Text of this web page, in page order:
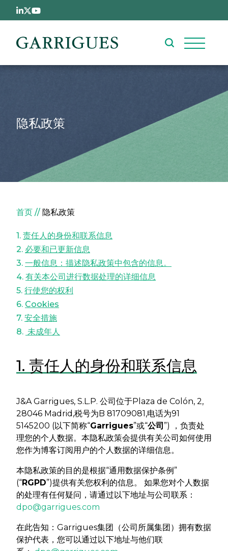
跳转到主要内容
隐私政策
面包屑
首页 隐私政策
1. 责任人的身份和联系信息
2. 必要和已更新信息
3. 一般信息：描述隐私政策中包含的信息。
4. 有关本公司进行数据处理的详细信息
5. 行使您的权利
6. Cookies
7. 安全措施
8. 未成年人
1. 责任人的身份和联系信息
J&A Garrigues, S.L.P. 公司位于Plaza de Colón, 2,
28046 Madrid,税号为B 81709081,电话为91
5145200 (以下简称“Garrigues”或“公司 ”) ，负责处
理您的个人数据。本隐私政策会提供有关公司如何使用
您作为博客订阅用户的个人数据的详细信息。
本隐私政策的目的是根据“通用数据保护条例”
(“RGPD”)提供有关您权利的信息。 如果您对个人数据
的处理有任何疑问，请通过以下地址与公司联系：
dpo@garrigues.com
在此告知：Garrigues集团（公司所属集团）拥有数据
保护代表，您可以通过以下地址与他们联